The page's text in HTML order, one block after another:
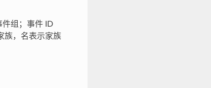
组；事件 ID
族，名表示家族